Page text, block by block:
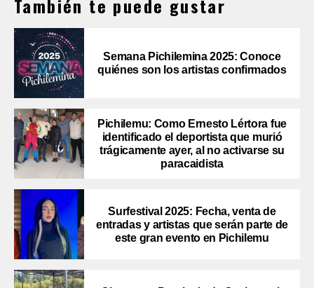
También te puede gustar
Semana Pichilemina 2025: Conoce
quiénes son los artistas confirmados
Pichilemu: Como Ernesto Lértora fue
identificado el deportista que murió
trágicamente ayer, al no activarse su
paracaidista
Surfestival 2025: Fecha, venta de
entradas y artistas que serán parte de
este gran evento en Pichilemu